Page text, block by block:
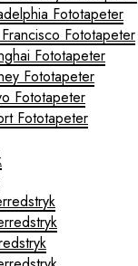
Fototapeter
Fototapeter
Fototapeter
Fototapeter
Fototapeter
Fototapeter